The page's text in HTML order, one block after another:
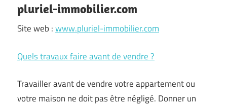
pluriel-immobilier.com
Site web :www.pluriel-immobilier.com
Quels travaux faire avant de vendre ?
Travailler avant de vendre votre appartement ou
votre maison ne doit pas être négligé. Donner un